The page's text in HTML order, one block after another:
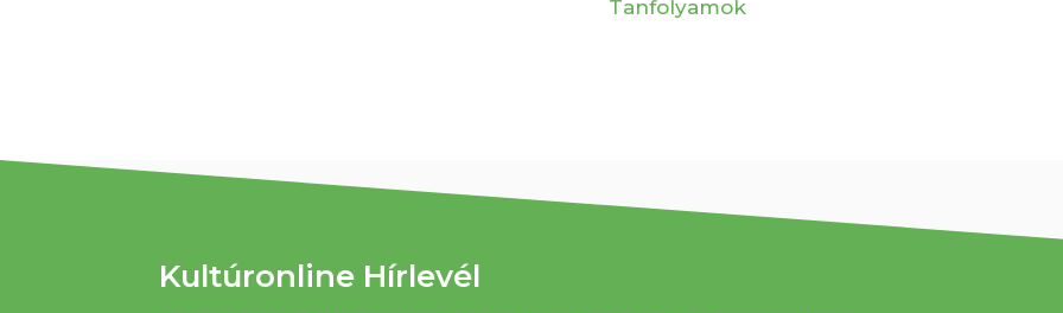
Tanfolyamok
Kultúronline Hírlevél